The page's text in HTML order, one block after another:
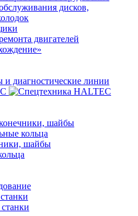
дисков,
двигателей
и диагностические линии
шайбы
кольца
шайбы